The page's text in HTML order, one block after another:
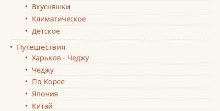
Вкусняшки
Климатическое
Детское
Путешествия
Харьков - Чеджу
Чеджу
По Корее
Япония
Китай